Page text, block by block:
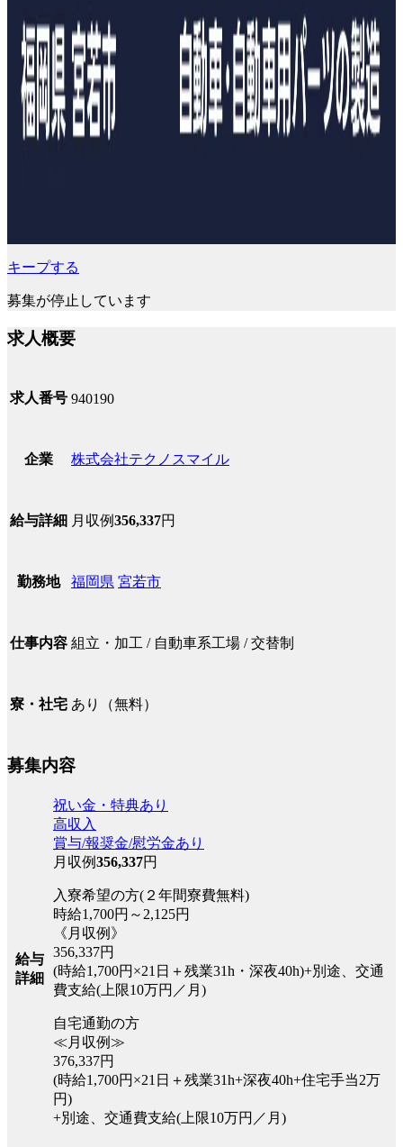
キープする
募集が停止しています
求人概要
求人番号 940190
企業 株式会社テクノスマイル
給与詳細 月収例356,337円
勤務地 福岡県 宮若市
仕事内容 組立・加工 / 自動車系工場 / 交替制
寮・社宅 あり（無料）
募集内容
給与
詳細
祝い金・特典あり
高収入
賞与/報奨金/慰労金あり
月収例356,337円
入寮希望の方(２年間寮費無料)
時給1,700円～2,125円
《月収例》
356,337円
(時給1,700円×21日＋残業31h・深夜40h)+別途、交通
費支給(上限10万円／月)
自宅通勤の方
≪月収例≫
376,337円
(時給1,700円×21日＋残業31h+深夜40h+住宅手当2万
円)
+別途、交通費支給(上限10万円／月)